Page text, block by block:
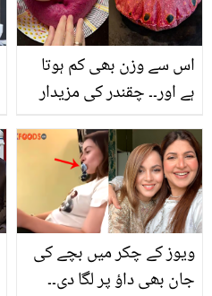
اس سے وزن بھی کم ہوتا
ہے اور۔۔ چقندر کی مزیدار
جانیں اسے کھانے کے 5
فائدے
ویوز کے چکر میں بچے کی
جان بھی داؤ پر لگا دی۔۔